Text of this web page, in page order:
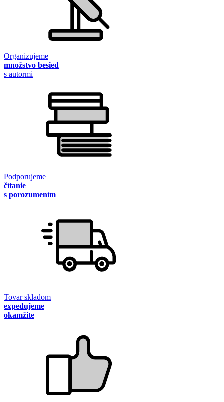
Organizujeme
množstvo besied
s autormi
Podporujeme
čítanie
s porozumením
Tovar skladom
expedujeme
okamžite